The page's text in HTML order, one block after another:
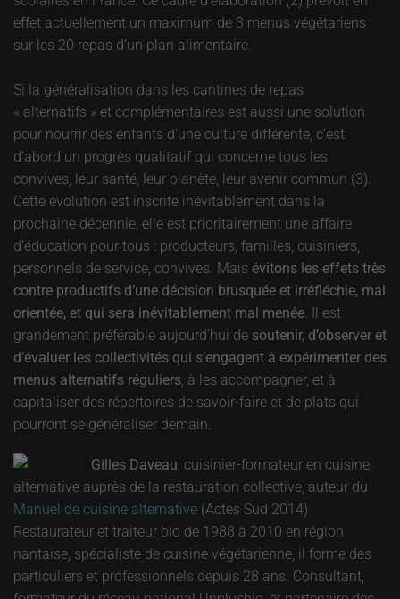
effet actuellement un maximum de 3 menus végétariens
sur les 20 repas d’un plan alimentaire.
Si la généralisation dans les cantines de repas
« alternatifs » et complémentaires est aussi une solution
pour nourrir des enfants d’une culture différente, c’est
d’abord un progrès qualitatif qui concerne tous les
convives, leur santé, leur planète, leur avenir commun (3).
Cette évolution est inscrite inévitablement dans la
prochaine décennie, elle est prioritairement une affaire
d’éducation pour tous : producteurs, familles, cuisiniers,
personnels de service, convives. Mais évitons les effets très
contre productifs d’une décision brusquée et irréfléchie, mal
orientée, et qui sera inévitablement mal menée. Il est
grandement préférable aujourd’hui de soutenir, d’observer et
d’évaluer les collectivités qui s’engagent à expérimenter des
menus alternatifs réguliers, à les accompagner, et à
capitaliser des répertoires de savoir-faire et de plats qui
pourront se généraliser demain.
Gilles Daveau, cuisinier-formateur en cuisine
alternative auprès de la restauration collective, auteur du
Manuel de cuisine alternative (Actes Sud 2014)
Restaurateur et traiteur bio de 1988 à 2010 en région
nantaise, spécialiste de cuisine végétarienne, il forme des
particuliers et professionnels depuis 28 ans. Consultant,